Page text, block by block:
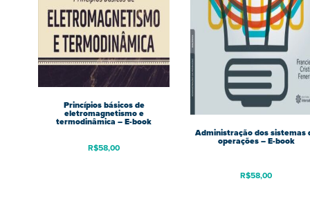
Princípios básicos de
eletromagnetismo e
termodinâmica – E-book
R$58,00
Administração dos sistemas
operações – E-book
R$58,00